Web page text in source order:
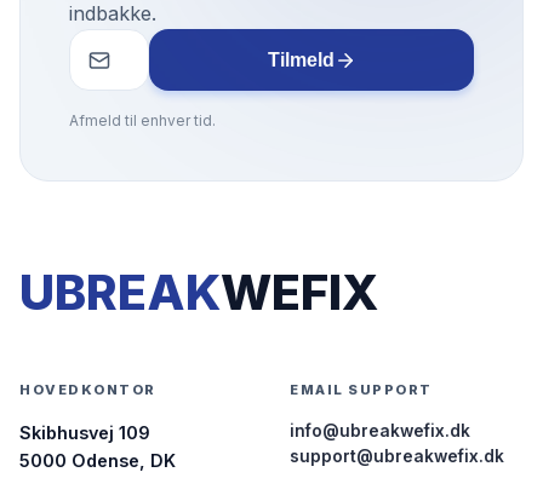
indbakke.
Tilmeld
Afmeld til enhver tid.
UBREAKWEFIX
HOVEDKONTOR
Skibhusvej 109
5000 Odense, DK
EMAIL SUPPORT
info@ubreakwefix.dk
support@ubreakwefix.dk